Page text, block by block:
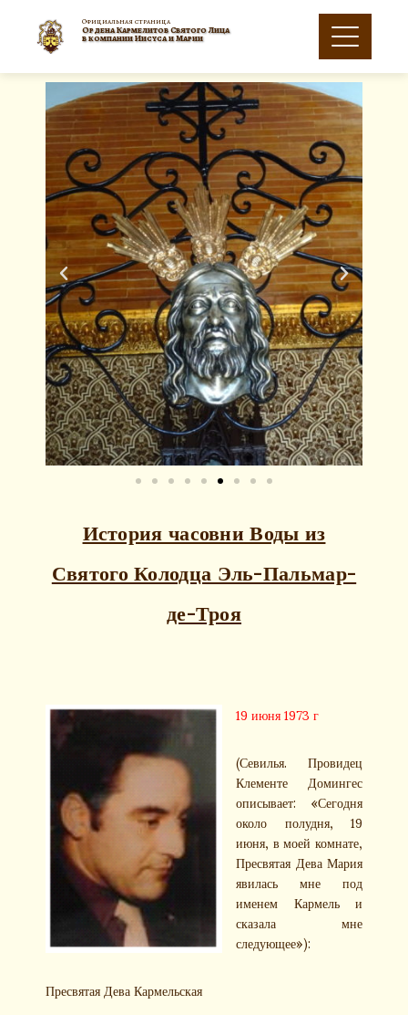
Официальная страница
Oрдена Кармелитов Святого Лица
в компании Иисуса и Марии
История часовни Воды из
Святого Колодца Эль-Пальмар-
де-Троя
19 июня 1973 г
(Севилья. Провидец
Клементе Домингес
описывает: «Сегодня
около полудня, 19
июня, в моей комнате,
Пресвятая Дева Мария
явилась мне под
именем Кармель и
сказала мне
следующее»):
Пресвятая Дева Кармельская